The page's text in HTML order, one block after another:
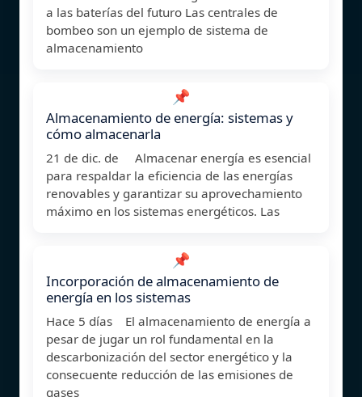
a las baterías del futuro Las centrales de
bombeo son un ejemplo de sistema de
almacenamiento
📌
Almacenamiento de energía: sistemas y
cómo almacenarla
21 de dic. de Almacenar energía es esencial
para respaldar la eficiencia de las energías
renovables y garantizar su aprovechamiento
máximo en los sistemas energéticos. Las
📌
Incorporación de almacenamiento de
energía en los sistemas
Hace 5 días El almacenamiento de energía a
pesar de jugar un rol fundamental en la
descarbonización del sector energético y la
consecuente reducción de las emisiones de
gases